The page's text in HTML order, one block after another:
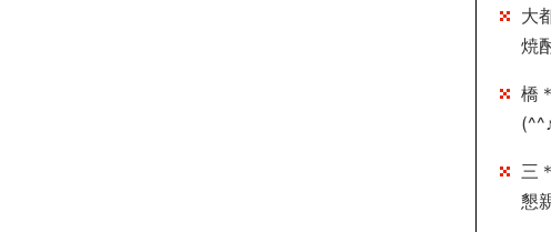
大
焼
橋
三
懇